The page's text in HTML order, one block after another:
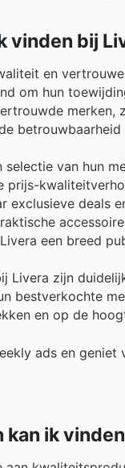
vinden bij
en
om hun
van hun
prijs-
exclusieve deals
een breed
Livera zijn
bestverkochte
en op de
ads en geniet
ik